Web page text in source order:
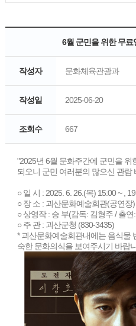
6월 군민을 위한 무
작성자 문화체육관광과
작성일 2025-06-20
조회수 667
"2025년 6월 문화주간에 군민을 위
되오니 군민 여러분의 많으신 관람
○ 일 시 : 2025. 6. 26.(목) 15:00 ~ ,
○ 장 소 : 괴산문화예술회관(공연장)
○ 상영작 : 승 부(감독: 김형주 / 출
○ 주 관 : 괴산군청 (830-3435)
* 괴산문화예술회관내에는 음식물
숙한 문화의식을 보여주시기 바랍